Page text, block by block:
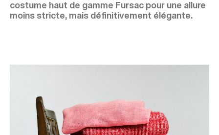
costume haut de gamme Fursac pour une allure
moins stricte, mais définitivement élégante.